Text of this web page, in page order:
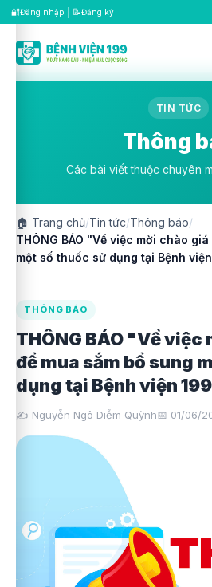
🔐Đăng nhập 📝Đăng ký
TIN TỨC
Thông
Các bài viết thuộc chuyên
🏠 Trang chủ/Tin tức/Thông báo/
THÔNG BÁO "Về việc mời chào
một số thuốc sử dụng tại Bệnh
THÔNG BÁO
THÔNG BÁO "Về việc
để mua sắm bổ sung
dụng tại Bệnh viện
✍️ Nguyễn Ngô Diễm Quỳnh📅 01/06/